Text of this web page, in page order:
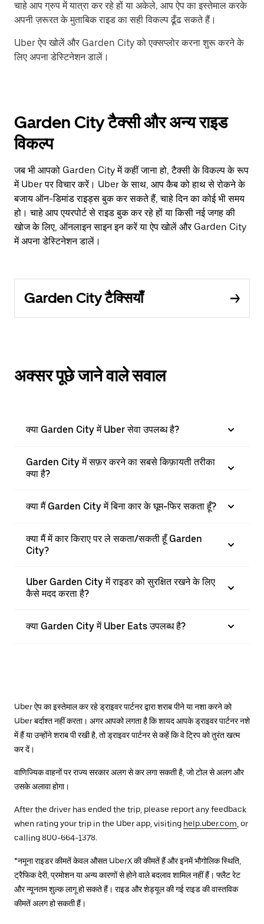
चाहे आप ग्रुप में यात्रा कर रहे हों या अकेले, आप ऐप का इस्तेमाल करके
अपनी ज़रूरत के मुताबिक राइड का सही विकल्प ढूँढ सकते हैं।
Uber ऐप खोलें और Garden City को एक्सप्लोर करना शुरू करने के
लिए अपना डेस्टिनेशन डालें।
Garden City टैक्सी और अन्य राइड
विकल्प
जब भी आपको Garden City में कहीं जाना हो, टैक्सी के विकल्प के रूप
में Uber पर विचार करें। Uber के साथ, आप कैब को हाथ से रोकने के
बजाय ऑन-डिमांड राइड्स बुक कर सकते हैं, चाहे दिन का कोई भी समय
हो। चाहे आप एयरपोर्ट से राइड बुक कर रहे हों या किसी नई जगह की
खोज के लिए, ऑनलाइन साइन इन करें या ऐप खोलें और Garden City
में अपना डेस्टिनेशन डालें।
Garden City टैक्सियाँ
अक्सर पूछे जाने वाले सवाल
क्या Garden City में Uber सेवा उपलब्ध है?
Garden City में सफ़र करने का सबसे किफ़ायती तरीका
क्या है?
क्या मैं Garden City में बिना कार के घूम-फिर सकता हूँ?
क्या मैं में कार किराए पर ले सकता/सकती हूँ Garden
City?
Uber Garden City में राइडर को सुरक्षित रखने के लिए
कैसे मदद करता है?
क्या Garden City में Uber Eats उपलब्ध है?
Uber ऐप का इस्तेमाल कर रहे ड्राइवर पार्टनर द्वारा शराब पीने या नशा करने को
Uber बर्दाश्त नहीं करता। अगर आपको लगता है कि शायद आपके ड्राइवर पार्टनर नशे
में हैं या उन्होंने शराब पी रखी है, तो ड्राइवर पार्टनर से कहें कि वे ट्रिप को तुरंत खत्म
कर दें।
वाणिज्यिक वाहनों पर राज्य सरकार अलग से कर लगा सकती है, जो टोल से अलग और
उसके अलावा होगा।
After the driver has ended the trip, please report any feedback
when rating your trip in the Uber app, visiting help.uber.com , or
calling 800-664-1378.
*नमूना राइडर कीमतें केवल औसत UberX की कीमतें हैं और इनमें भौगोलिक स्थिति,
ट्रैफिक देरी, प्रमोशन या अन्य कारणों से होने वाले बदलाव शामिल नहीं हैं। फ्लैट रेट
और न्यूनतम शुल्क लागू हो सकते हैं। राइड और शेड्यूल की गई राइड की वास्तविक
कीमतें अलग हो सकती हैं।